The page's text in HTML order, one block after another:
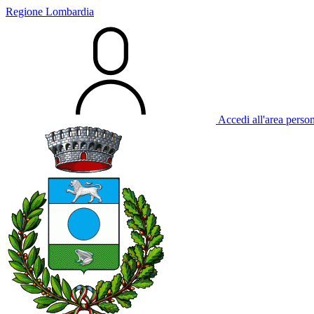
Regione Lombardia
Accedi all'area